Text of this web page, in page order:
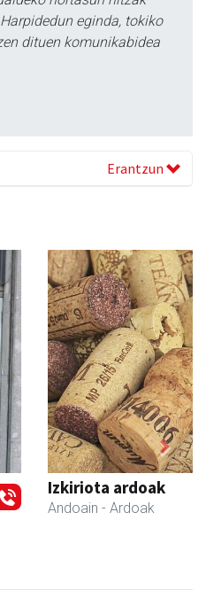
eginda, tokiko
dituen komunikabidea
Erantzun
Next